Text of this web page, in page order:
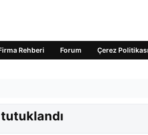
Rehberi Forum Çerez Politikası